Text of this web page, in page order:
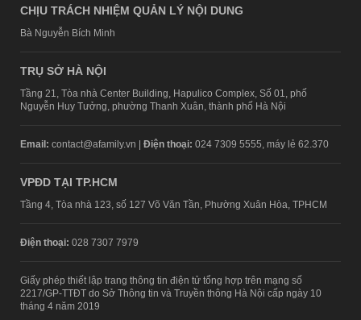
CHỊU TRÁCH NHIỆM QUẢN LÝ NỘI DUNG
Bà Nguyễn Bích Minh
TRỤ SỞ HÀ NỘI
Tầng 21, Tòa nhà Center Building, Hapulico Complex, Số 01, phố
Nguyễn Huy Tưởng, phường Thanh Xuân, thành phố Hà Nội
Email: contact@afamily.vn | Điện thoại: 024 7309 5555, máy lẻ 62.370
VPĐD TẠI TP.HCM
Tầng 4, Tòa nhà 123, số 127 Võ Văn Tần, Phường Xuân Hòa, TPHCM
Điện thoại: 028 7307 7979
Giấy phép thiết lập trang thông tin điện tử tổng hợp trên mạng số
2217/GP-TTĐT do Sở Thông tin và Truyền thông Hà Nội cấp ngày 10
tháng 4 năm 2019